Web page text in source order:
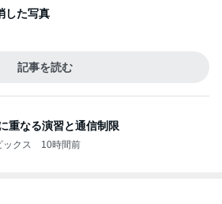
した写真
記事を読む
重なる演習と通信制限
クス 10時間前